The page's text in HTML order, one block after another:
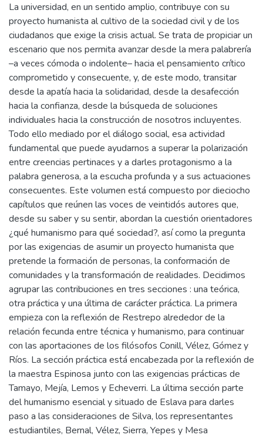
La universidad, en un sentido amplio, contribuye con su
proyecto humanista al cultivo de la sociedad civil y de los
ciudadanos que exige la crisis actual. Se trata de propiciar un
escenario que nos permita avanzar desde la mera palabrería
–a veces cómoda o indolente– hacia el pensamiento crítico
comprometido y consecuente, y, de este modo, transitar
desde la apatía hacia la solidaridad, desde la desafección
hacia la confianza, desde la búsqueda de soluciones
individuales hacia la construcción de nosotros incluyentes.
Todo ello mediado por el diálogo social, esa actividad
fundamental que puede ayudarnos a superar la polarización
entre creencias pertinaces y a darles protagonismo a la
palabra generosa, a la escucha profunda y a sus actuaciones
consecuentes. Este volumen está compuesto por dieciocho
capítulos que reúnen las voces de veintidós autores que,
desde su saber y su sentir, abordan la cuestión orientadores
¿qué humanismo para qué sociedad?, así como la pregunta
por las exigencias de asumir un proyecto humanista que
pretende la formación de personas, la conformación de
comunidades y la transformación de realidades. Decidimos
agrupar las contribuciones en tres secciones : una teórica,
otra práctica y una última de carácter práctica. La primera
empieza con la reflexión de Restrepo alrededor de la
relación fecunda entre técnica y humanismo, para continuar
con las aportaciones de los filósofos Conill, Vélez, Gómez y
Ríos. La sección práctica está encabezada por la reflexión de
la maestra Espinosa junto con las exigencias prácticas de
Tamayo, Mejía, Lemos y Echeverri. La última sección parte
del humanismo esencial y situado de Eslava para darles
paso a las consideraciones de Silva, los representantes
estudiantiles, Bernal, Vélez, Sierra, Yepes y Mesa